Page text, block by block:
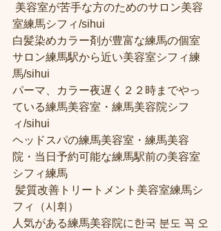
室練馬シフィ/sihui
白髪染めカラー剤が豊富な練馬の個室
サロン練馬駅から近い美容室シフィ練
馬/sihui
パーマ、カラー夜遅く２２時までやっ
ている練馬美容室・練馬美容院シフ
ィ/sihui
ヘッドスパの練馬美容室・練馬美容
院・当日予約可能な練馬駅前の美容室
シフィ練馬
フィ（시휘）
人気がある練馬美容院に한국 분도 꼭 오